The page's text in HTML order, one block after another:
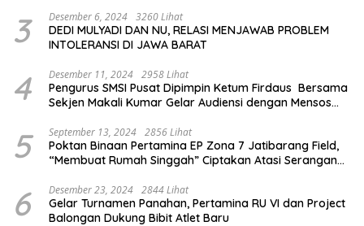
3 Desember 6, 2024 3260 Lihat
DEDI MULYADI DAN NU, RELASI MENJAWAB PROBLEM
INTOLERANSI DI JAWA BARAT
4 Desember 11, 2024 2958 Lihat
Pengurus SMSI Pusat Dipimpin Ketum Firdaus Bersama
Sekjen Makali Kumar Gelar Audiensi dengan Mensos
5 September 13, 2024 2856 Lihat
Poktan Binaan Pertamina EP Zona 7 Jatibarang Field,
“Membuat Rumah Singgah” Ciptakan Atasi Serangan
6 Desember 23, 2024 2844 Lihat
Gelar Turnamen Panahan, Pertamina RU VI dan Project
Balongan Dukung Bibit Atlet Baru